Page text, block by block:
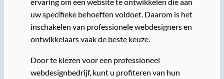
ervaring om een website te ontwikkelen die aan
uw specifieke behoeften voldoet. Daarom is het
inschakelen van professionele webdesigners en
ontwikkelaars vaak de beste keuze.
Door te kiezen voor een professioneel
webdesignbedrijf, kunt u profiteren van hun